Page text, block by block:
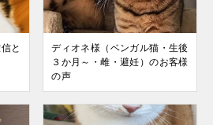
と
ディオネ様（ベンガル猫・生後
３か月～・雌・避妊）のお客様
の声